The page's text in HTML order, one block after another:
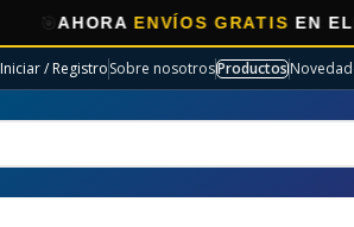
ENVÍOS GRATISEN ELECTRO
Iniciar / RegistroSobre nosotrosProductos